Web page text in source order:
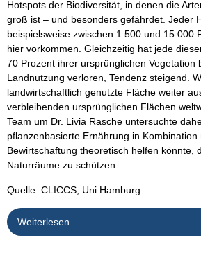
Hotspots der Biodiversität, in denen die
groß ist – und besonders gefährdet. Jeder
beispielsweise zwischen 1.500 und 15.000
hier vorkommen. Gleichzeitig hat jede
70 Prozent ihrer ursprünglichen Vegetation
Landnutzung verloren, Tendenz steigend.
landwirtschaftlich genutzte Fläche weiter
verbleibenden ursprünglichen Flächen
Team um Dr. Livia Rasche untersuchte
pflanzenbasierte Ernährung in Kombination
Bewirtschaftung theoretisch helfen könnte,
Naturräume zu schützen.
Quelle: CLICCS, Uni Hamburg
Weiterlesen